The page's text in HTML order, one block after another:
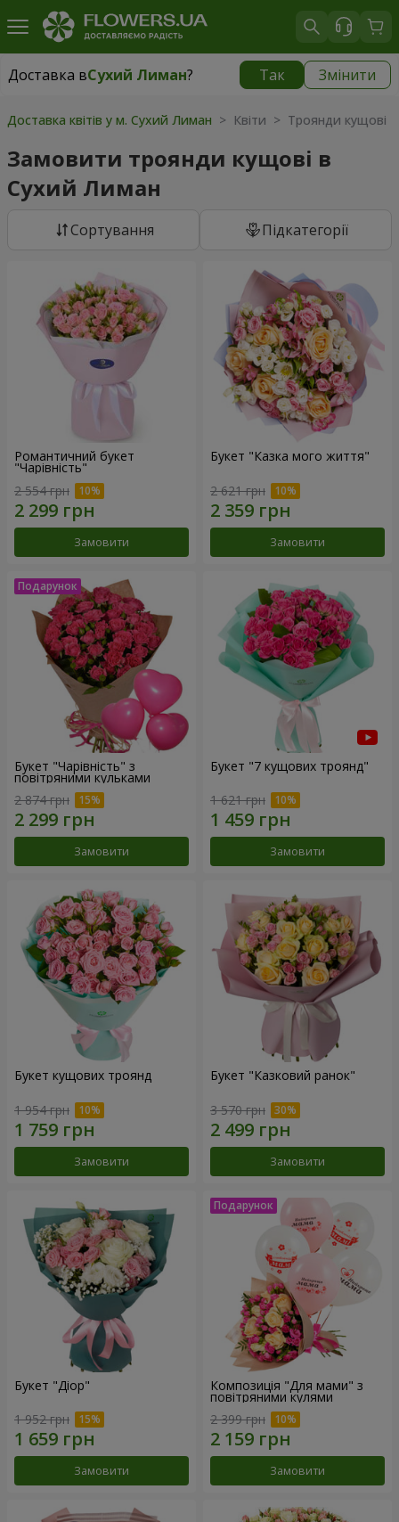
Доставка вСухий Лиман? Так Змінити
Доставка вСухий Лиман| безкоштовно
Доставка квітів у м. Сухий Лиман > Квіти > Троянди кущові
Замовити троянди кущові в
Сухий Лиман
Сортування Підкатегорії
Романтичний букет
"Чарівність"
2 554 грн
Замовити
Букет "Казка мого життя"
2 621 грн
Замовити
Букет "Чарівність" з
повітряними кульками
2 874 грн
Замовити
Букет "7 кущових троянд"
1 621 грн
Замовити
Букет кущових троянд
1 954 грн
Замовити
Букет "Казковий ранок"
3 570 грн
Замовити
Букет "Діор"
1 952 грн
Замовити
Композиція "Для мами" з
повітряними кулями
2 399 грн
Замовити